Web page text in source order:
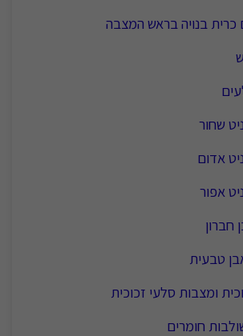
בנויה בראש המצבה
שחור
אדום
אפור
חברון
טבעית
ומצבות סלעי זכוכית
חומרים